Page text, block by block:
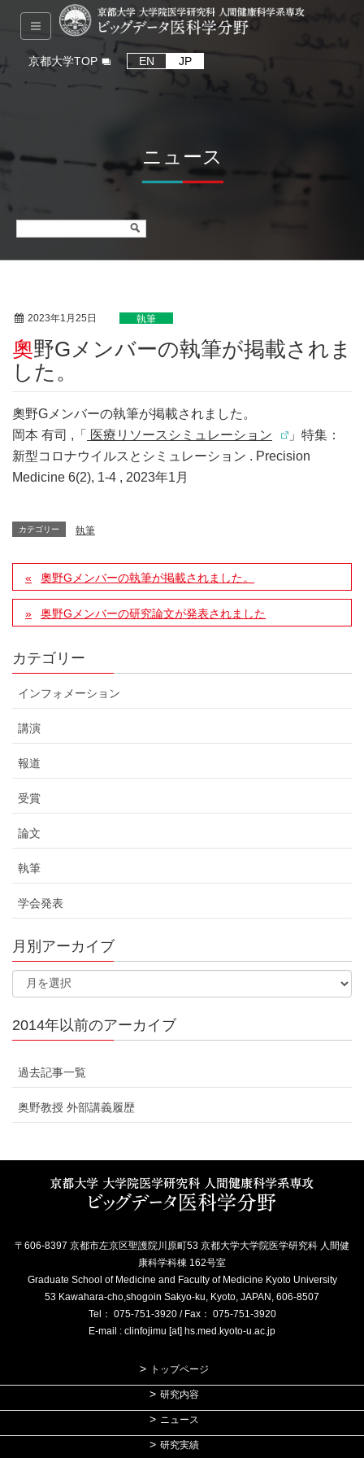
京都大学TOP EN JP
ニュース
2023年1月25日 執筆
奧野Gメンバーの執筆が掲載されま
した。
奧野Gメンバーの執筆が掲載されました。
岡本 有司 ,「
医療リソースシミュレーション
」特集：
新型コロナウイルスとシミュレーション . Precision
Medicine 6(2), 1-4 , 2023年1月
カテゴリー 執筆
奧野Gメンバーの執筆が掲載されました。
奥野Gメンバーの研究論文が発表されました
カテゴリー
インフォメーション
講演
報道
受賞
論文
執筆
学会発表
月別アーカイブ
2014年以前のアーカイブ
過去記事一覧
奥野教授 外部講義履歴
〒606-8397 京都市左京区聖護院川原町53 京都大学大学院医学研究科 人間健
康科学科棟 162号室
Graduate School of Medicine and Faculty of Medicine Kyoto University
53 Kawahara-cho,shogoin Sakyo-ku, Kyoto, JAPAN, 606-8507
Tel： 075-751-3920 / Fax： 075-751-3920
E-mail : clinfojimu [at] hs.med.kyoto-u.ac.jp
トップページ
研究内容
ニュース
研究実績